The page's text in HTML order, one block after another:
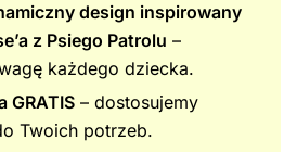
design inspirowany
z Psiego Patrolu –
każdego dziecka.
GRATIS – dostosujemy
Twoich potrzeb.